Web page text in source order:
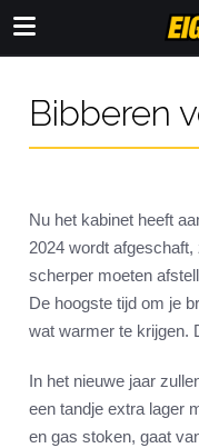
Bibberen
Nu het kabinet heeft
2024 wordt
scherper moeten
De hoogste tijd om je
wat warmer te krijgen.
In het nieuwe jaar
een tandje extra lager
en gas stoken, gaat